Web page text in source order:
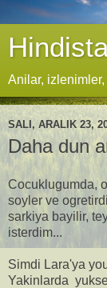
Anilar,
SALI, ARALIK 23,
Daha dun
Cocuklugumda,
soyler ve
sarkiya bayilir,
isterdim...
Simdi Lara'ya
Yakinlarda